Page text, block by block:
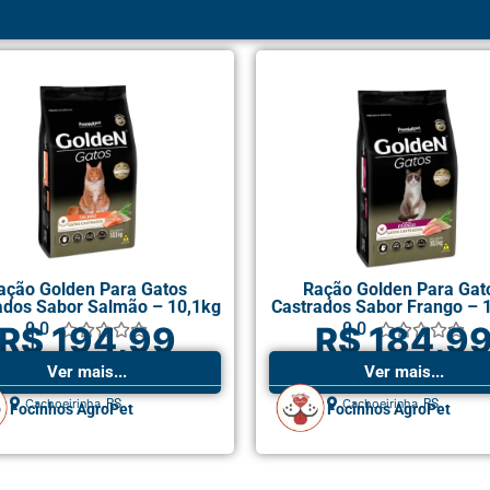
Golden Para Gatos
Sabor Salmão – 10,1kg
0.0

194,99
Ver mais...
Focinhos AgroPet
Cachoeirinha,RS
Ração Golden Para
Castrados Sabor Frango –
0.0

R$
Ver mais...
Focinhos AgroPet
Cachoeirinha,RS